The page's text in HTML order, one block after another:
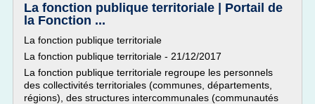
La fonction publique territoriale | Portail de
la Fonction ...
La fonction publique territoriale
La fonction publique territoriale - 21/12/2017
La fonction publique territoriale regroupe les personnels
des collectivités territoriales (communes, départements,
régions), des structures intercommunales (communautés